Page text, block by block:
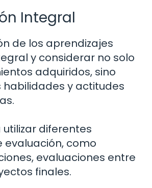
Integral
de los aprendizajes
y considerar no solo
adquiridos, sino
y actitudes
utilizar diferentes
evaluación, como
evaluaciones entre
finales.